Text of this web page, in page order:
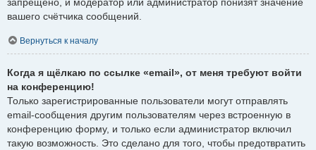
запрещено, и модератор или администратор понизят значение
вашего счётчика сообщений.
Вернуться к началу
Когда я щёлкаю по ссылке «email», от меня требуют войти
на конференцию!
Только зарегистрированные пользователи могут отправлять
email-сообщения другим пользователям через встроенную в
конференцию форму, и только если администратор включил
такую возможность. Это сделано для того, чтобы предотвратить